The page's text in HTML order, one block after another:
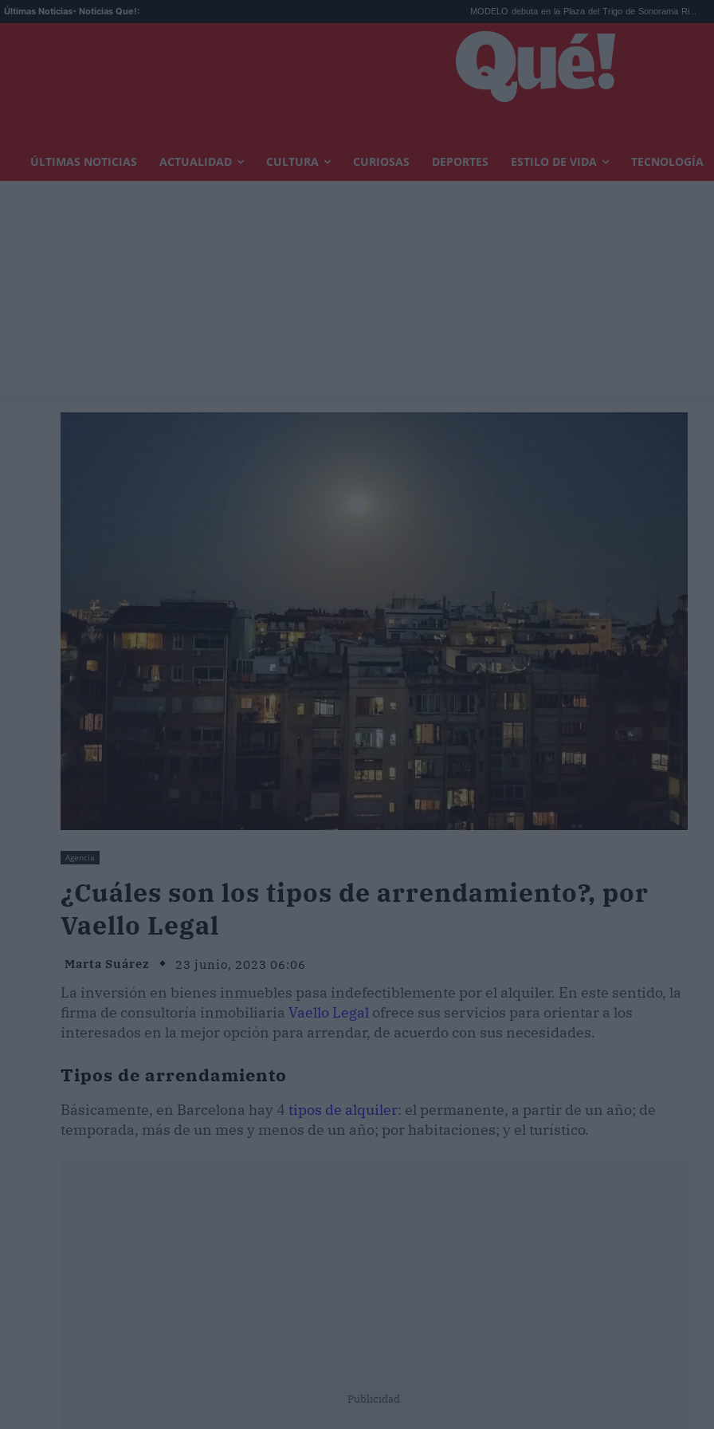
Últimas Noticias- Noticias Que!: MODELO debuta en la Plaza del Trigo de Sonorama Ri... Eclipse solar
ÚLTIMAS NOTICIAS ACTUALIDAD CULTURA CURIOSAS DEPORTES ESTILO DE VIDA TECNOLOGÍA
Agencia
¿Cuáles son los tipos de arrendamiento?, por
Vaello Legal
Marta Suárez 23 junio, 2023 06:06
La inversión en bienes inmuebles pasa indefectiblemente por el alquiler. En este sentido, la
firma de consultoría inmobiliaria Vaello Legal ofrece sus servicios para orientar a los
interesados en la mejor opción para arrendar, de acuerdo con sus necesidades.
Tipos de arrendamiento
Básicamente, en Barcelona hay 4 tipos de alquiler: el permanente, a partir de un año; de
temporada, más de un mes y menos de un año; por habitaciones; y el turístico.
Publicidad